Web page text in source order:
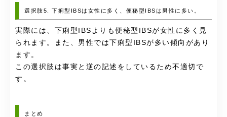
選択肢5. 下痢型IBSは女性に多く、便秘型IBSは男性に多い。
実際には、下痢型IBSよりも便秘型IBSが女性に多く見
られます。また、男性では下痢型IBSが多い傾向があり
ます。
この選択肢は事実と逆の記述をしているため不適切で
す。
まとめ